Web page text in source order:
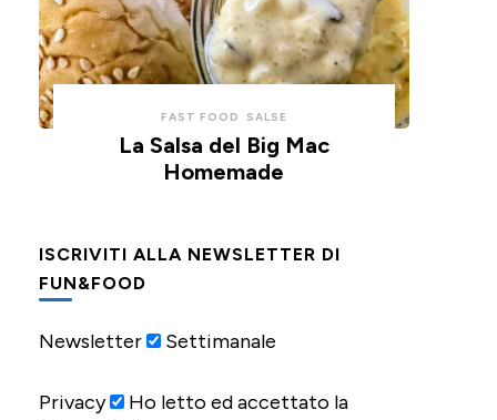
FAST FOOD SALSE
La Salsa del Big Mac
Homemade
ISCRIVITI ALLA NEWSLETTER DI
FUN&FOOD
Newsletter Settimanale
Privacy
Ho letto ed accettato la